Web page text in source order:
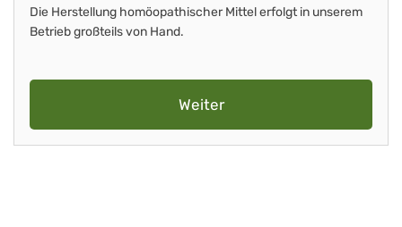
Die Herstellung homöopathischer Mittel erfolgt in unserem
Betrieb großteils von Hand.
Weiter